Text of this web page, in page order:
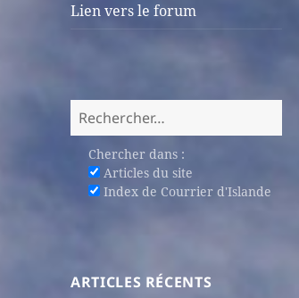
Lien vers le forum
Rechercher :
Chercher dans :
Articles du site
Index de Courrier d'Islande
ARTICLES RÉCENTS